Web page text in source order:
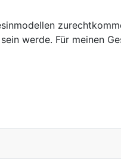
werde. Für meinen